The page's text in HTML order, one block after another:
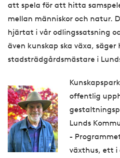
att spela för att hitta
mellan människor och natur.
hjärtat i vår odlingssatsning
även kunskap ska växa, säger
stadsträdgårdsmästare i
offentlig
Lunds
-
växthus, ett i